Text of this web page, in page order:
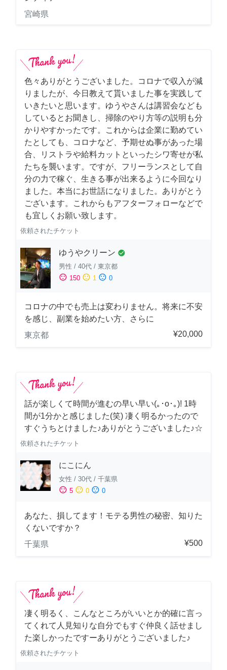
宮崎県
色々ありがとうございました。コロナで収入が減
りましたが、今日教えて貰いました事を実践して
いきたいと思います。ゆうやさんは講習会なども
しているとお聞きし、掃除のやり方等の説明も分
かりやすかったです。これからは企業に勤めてい
たとしても、コロナなど、予期せぬ事があった場
合、リストラや給料カットといったシワ寄せが私
たちを襲います。ですが、フリーランスとして自
分の力で稼ぐ、生きる事が出来るように今回なり
ました。本当にお世話になりました。ありがとう
ございます。これからもアフターフォローなどで
も宜しくお願い致します。
依頼されたチケット
ゆうやクリーン check_circle
男性 / 40代 / 東京都
sentiment_satisfied 150 sentiment_neutral 1 sentiment_dissatisfied 0
コロナの中でも売上は変わりません。将来に不安
を感じ、副業を始めたい方、さらに
東京都
¥20,000
話が楽しくて時間が進むの早い早い(｡･о･｡)! 1時
間が1分かと感じました(笑) 凄く明るかったので
すぐうちとけました♪ありがとうございました♪☆
依頼されたチケット
にこにん
女性 / 30代 / 千葉県
sentiment_satisfied 5 sentiment_neutral 0 sentiment_dissatisfied 0
あなた、損してます！モテる男性の秘密、知りた
くないですか？
千葉県
¥500
凄く明るく、こんなところがいいとか的確に言っ
てくれて人見知りな自分でもすぐ仲良く話せまし
た楽しかったですーありがとうございました♪
依頼されたチケット